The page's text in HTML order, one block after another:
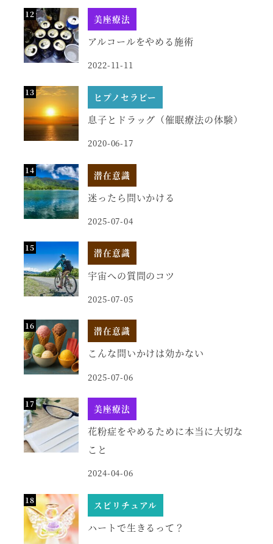
美座療法
アルコールをやめる施術
2022-11-11
ヒプノセラピー
息子とドラッグ（催眠療法の体験）
2020-06-17
潜在意識
迷ったら問いかける
2025-07-04
潜在意識
宇宙への質問のコツ
2025-07-05
潜在意識
こんな問いかけは効かない
2025-07-06
美座療法
花粉症をやめるために本当に大切な
こと
2024-04-06
スピリチュアル
ハートで生きるって？